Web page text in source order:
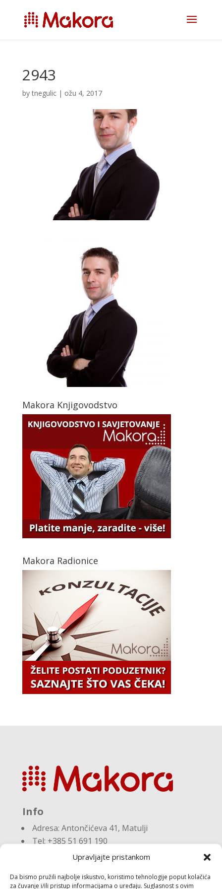
Upravljajte pristankom
Da bismo pružili najbolje iskustvo, koristimo tehnologije poput kolačića
za čuvanje i/ili pristup informacijama o uređaju. Suglasnost s ovim
2943
bytnegulic| ožu 4, 2017
Makora Knjigovodstvo
Makora Radionice
Info
Adresa: Antončićeva 41, Matulji
Tel: +385 51 691 190
Email:knjigovodstvo@makora.hr